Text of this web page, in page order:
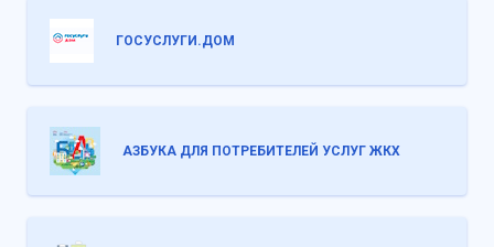
ГОСУСЛУГИ.ДОМ
АЗБУКА ДЛЯ ПОТРЕБИТЕЛЕЙ УСЛУГ ЖКХ